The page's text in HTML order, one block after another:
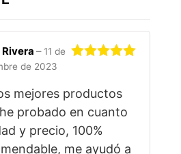
– 11 de
de 2023
mejores productos
probado en cuanto
y precio, 100%
me ayudó a